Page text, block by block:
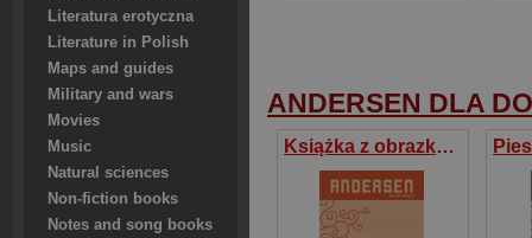
Literatura erotyczna
Literature in Polish
Maps and guides
Military and wars
Movies
Music
Natural sciences
Non-fiction books
Notes and song books
ANDERSEN DLA
Książka z obrazkami bez obrazków